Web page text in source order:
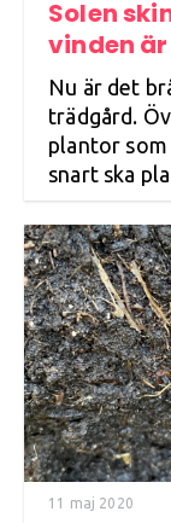
Solen
vinden
Nu är det
trädgård.
plantor
snart ska
11 maj 2020